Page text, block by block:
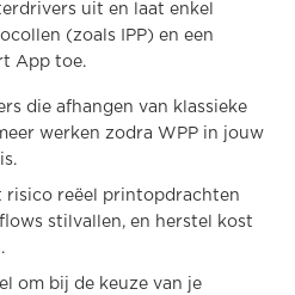
uit en laat enkel
(zoals IPP) en een
App toe.
die afhangen van klassieke
werken zodra WPP in jouw
risico reëel printopdrachten
stilvallen, en herstel kost
om bij de keuze van je